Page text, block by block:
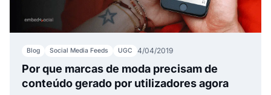
Blog Social Media Feeds UGC 4/04/2019
Por que marcas de moda precisam de
conteúdo gerado por utilizadores agora